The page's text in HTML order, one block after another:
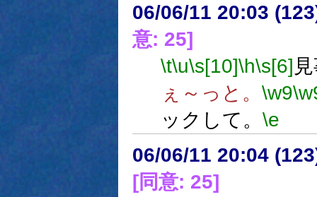
06/06/11 20:03
意: 25]
\t\u\s[10]\h\s[6]
ぇ～っと。 \w9
ックして。 \e
06/06/11 20:04
[同意: 25]